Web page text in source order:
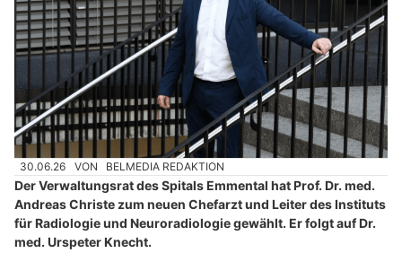
30.06.26 VON BELMEDIA REDAKTION
Der Verwaltungsrat des Spitals Emmental hat Prof. Dr. med.
Andreas Christe zum neuen Chefarzt und Leiter des Instituts
für Radiologie und Neuroradiologie gewählt. Er folgt auf Dr.
med. Urspeter Knecht.